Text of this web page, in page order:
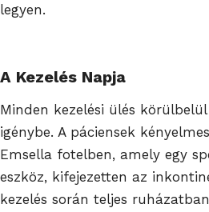
legyen.
A Kezelés Napja
Minden kezelési ülés
igénybe. A páciensek
Emsella fotelben, amely egy
eszköz, kifejezetten az
kezelés során teljes